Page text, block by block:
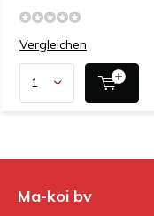
Vergleichen
Ma-koi bv